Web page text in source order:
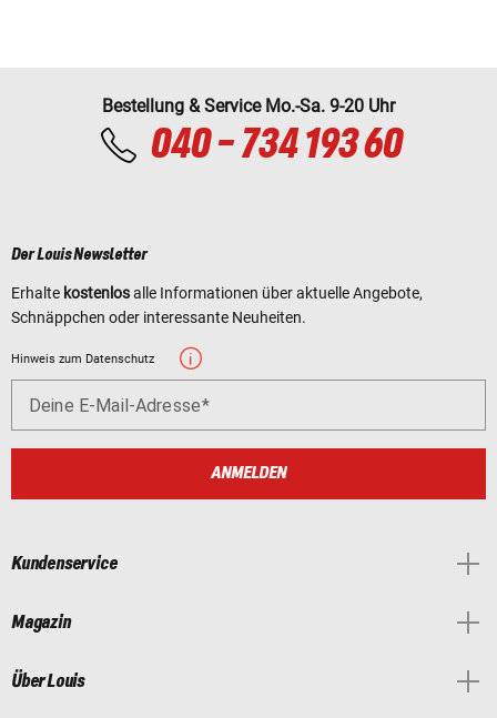
Bestellung & Service Mo.-Sa. 9-20 Uhr
040 - 734 193 60
Der Louis Newsletter
Erhalte kostenlosalle Informationen über aktuelle Angebote,
Schnäppchen oder interessante Neuheiten.
Hinweis zum Datenschutz
Deine E-Mail-Adresse
ANMELDEN
Kundenservice
Magazin
Über Louis